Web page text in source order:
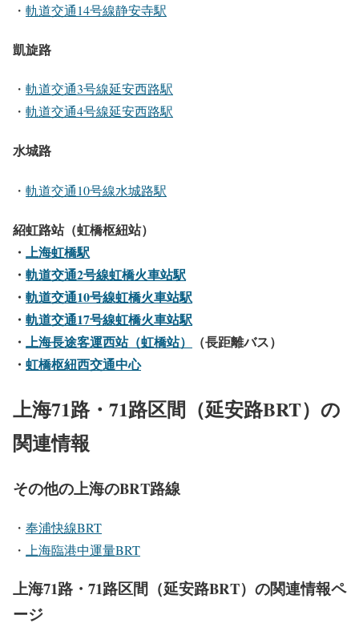
・ 軌道交通14号線静安寺駅
凱旋路
・ 軌道交通3号線延安西路駅
・ 軌道交通4号線延安西路駅
水城路
・ 軌道交通10号線水城路駅
紹虹路站（虹橋枢紐站）
・ 上海虹橋駅
・ 軌道交通2号線虹橋火車站駅
・ 軌道交通10号線虹橋火車站駅
・ 軌道交通17号線虹橋火車站駅
・ 上海長途客運西站（虹橋站）
（長距離バス）
・ 虹橋枢紐西交通中心
上海71路・71路区間（延安路BRT）の
関連情報
その他の上海のBRT路線
・ 奉浦快線BRT
・
上海臨港中運量BRT
上海71路・71路区間（延安路BRT）の関連情報ペ
ージ